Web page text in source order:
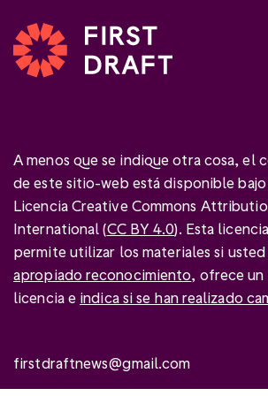
A menos que se indique otra cosa, el
de este sitio-web está disponible
Licencia Creative Commons
International (CC BY 4.0). Esta
permite utilizar los materiales si
apropiado reconocimiento, ofrece un
licencia e indica si se han realizado
firstdraftnews@gmail.com